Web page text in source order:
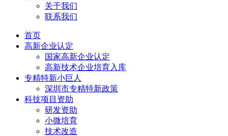
关于我们
联系我们
首页
高新企业认定
国家高新企业认定
高新技术企业培育入库
专精特新小巨人
深圳市专精特新政策
科技项目资助
研发资助
小微培育
技术改造